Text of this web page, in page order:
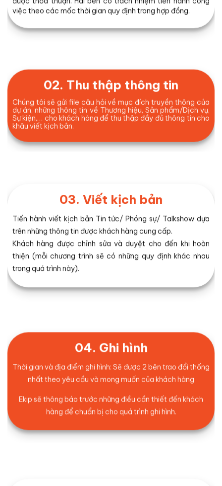
việc theo các mốc thời gian quy định trong hợp đồng.
02. Thu thập thông tin
Chúng tôi sẽ gửi file câu hỏi về mục đích truyền thông của
dự án, những thông tin về Thương hiệu, Sản phẩm/Dịch vụ,
Sự kiện,… cho khách hàng để thu thập đầy đủ thông tin cho
khâu viết kịch bản.
03. Viết kịch bản
Tiến hành viết kịch bản Tin tức/ Phóng sự/ Talkshow dựa
trên những thông tin được khách hàng cung cấp.
Khách hàng được chỉnh sửa và duyệt cho đến khi hoàn
thiện (mỗi chương trình sẽ có những quy định khác nhau
trong quá trình này).
04. Ghi hình
Thời gian và địa điểm ghi hình: Sẽ được 2 bên trao đổi thống
nhất theo yêu cầu và mong muốn của khách hàng
Ekip sẽ thông báo trước những điều cần thiết đến khách
hàng để chuẩn bị cho quá trình ghi hình.